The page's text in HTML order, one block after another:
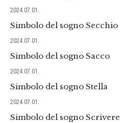
2024.07.01.
Simbolo del sogno Secchio
2024.07.01.
Simbolo del sogno Sacco
2024.07.01.
Simbolo del sogno Stella
2024.07.01.
Simbolo del sogno Scrivere